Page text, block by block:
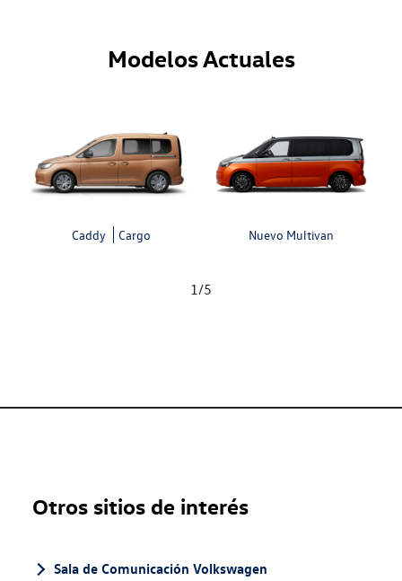
Modelos Actuales
Caddy Cargo Nuevo Multivan
1/5
Otros sitios de interés
Sala de Comunicación Volkswagen